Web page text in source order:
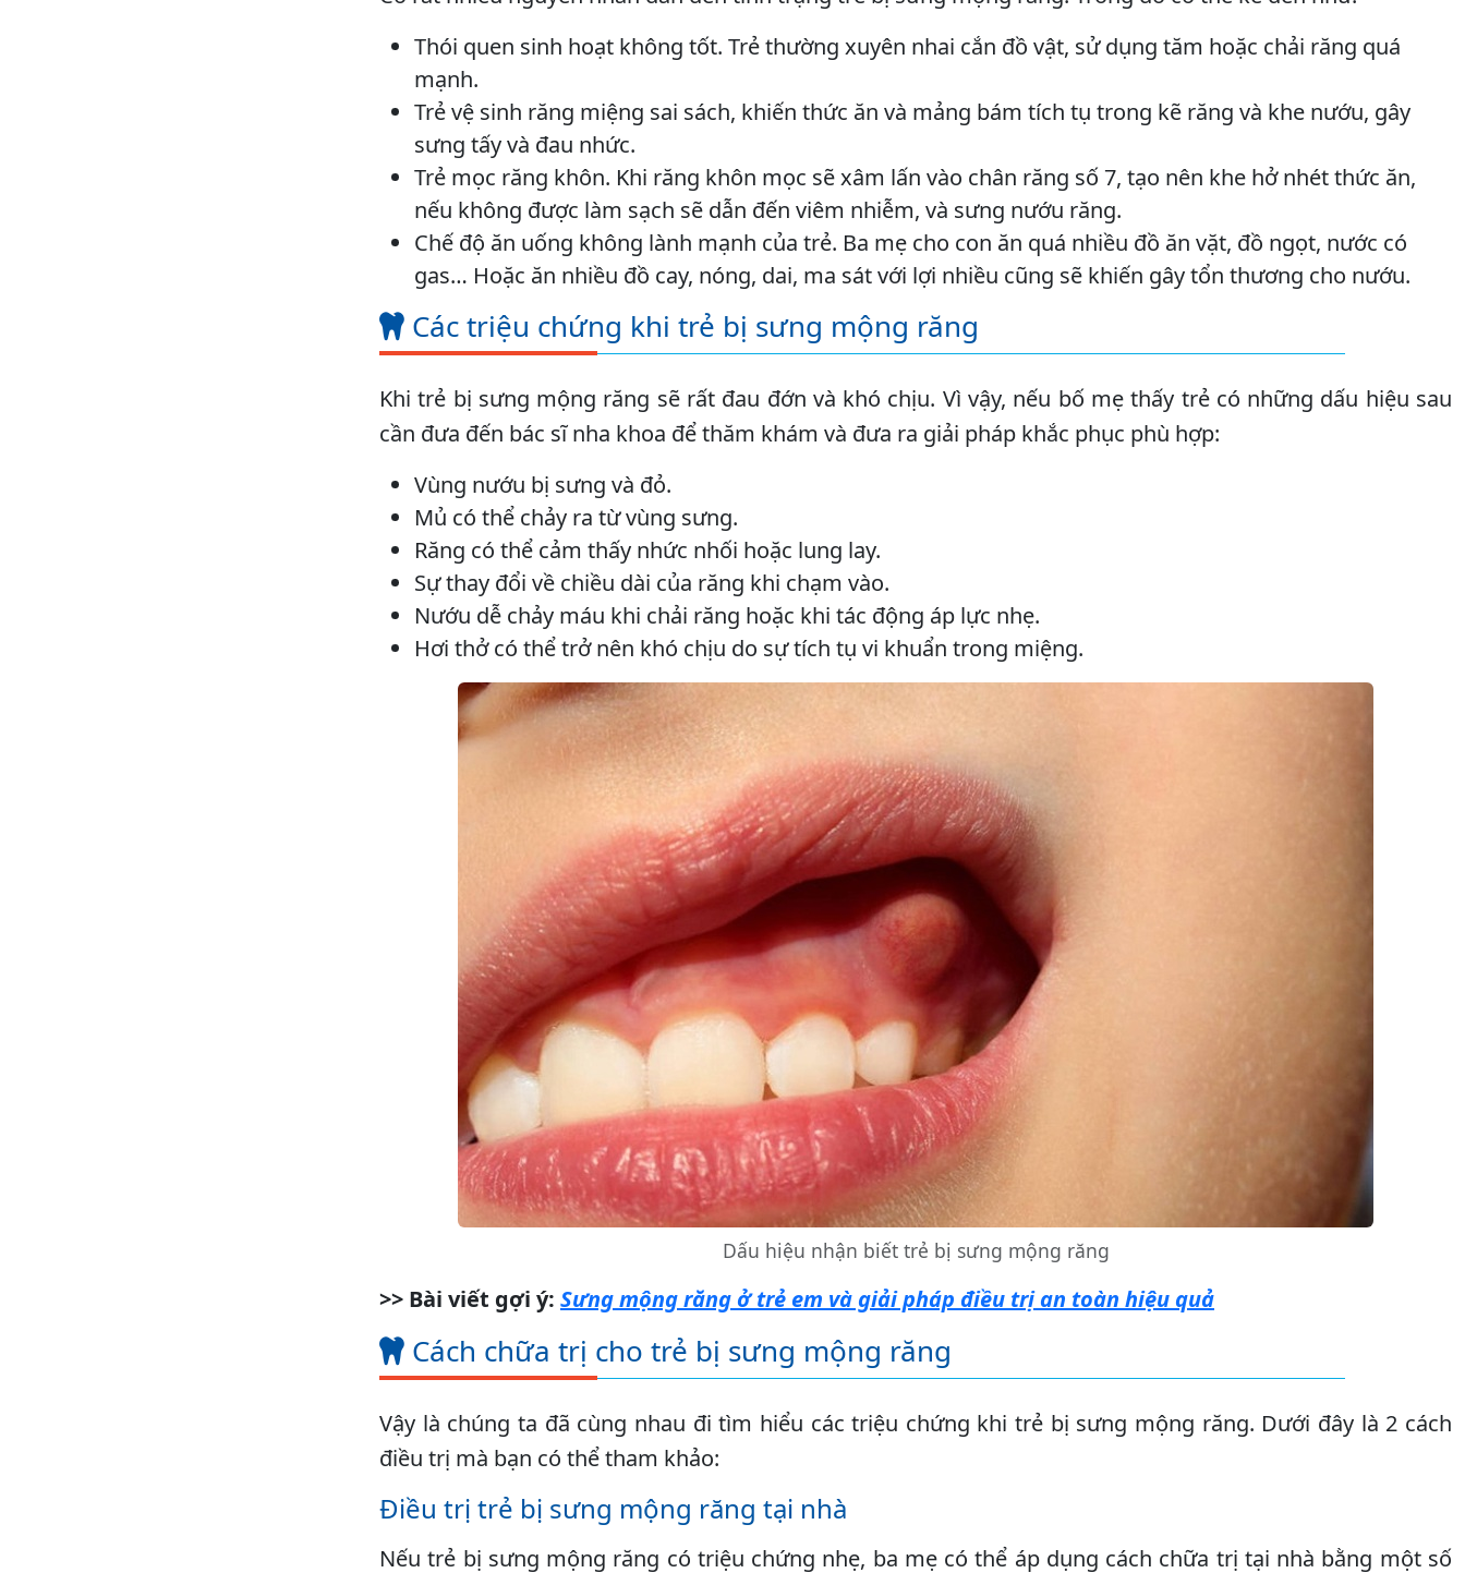
Thói quen sinh hoạt không tốt. Trẻ thường xuyên nhai cắn đồ vật, sử dụng tăm hoặc chải răng quá
mạnh.
Trẻ vệ sinh răng miệng sai sách, khiến thức ăn và mảng bám tích tụ trong kẽ răng và khe nướu, gây
sưng tấy và đau nhức.
Trẻ mọc răng khôn. Khi răng khôn mọc sẽ xâm lấn vào chân răng số 7, tạo nên khe hở nhét thức ăn,
nếu không được làm sạch sẽ dẫn đến viêm nhiễm, và sưng nướu răng.
Chế độ ăn uống không lành mạnh của trẻ. Ba mẹ cho con ăn quá nhiều đồ ăn vặt, đồ ngọt, nước có
gas… Hoặc ăn nhiều đồ cay, nóng, dai, ma sát với lợi nhiều cũng sẽ khiến gây tổn thương cho nướu.
Các triệu chứng khi trẻ bị sưng mộng răng
Khi trẻ bị sưng mộng răng sẽ rất đau đớn và khó chịu. Vì vậy, nếu bố mẹ thấy trẻ có những dấu hiệu sau
cần đưa đến bác sĩ nha khoa để thăm khám và đưa ra giải pháp khắc phục phù hợp:
Vùng nướu bị sưng và đỏ.
Mủ có thể chảy ra từ vùng sưng.
Răng có thể cảm thấy nhức nhối hoặc lung lay.
Sự thay đổi về chiều dài của răng khi chạm vào.
Nướu dễ chảy máu khi chải răng hoặc khi tác động áp lực nhẹ.
Hơi thở có thể trở nên khó chịu do sự tích tụ vi khuẩn trong miệng.
Dấu hiệu nhận biết trẻ bị sưng mộng răng
>> Bài viết gợi ý: Sưng mộng răng ở trẻ em và giải pháp điều trị an toàn hiệu quả
Cách chữa trị cho trẻ bị sưng mộng răng
Vậy là chúng ta đã cùng nhau đi tìm hiểu các triệu chứng khi trẻ bị sưng mộng răng. Dưới đây là 2 cách
điều trị mà bạn có thể tham khảo:
Điều trị trẻ bị sưng mộng răng tại nhà
Nếu trẻ bị sưng mộng răng có triệu chứng nhẹ, ba mẹ có thể áp dụng cách chữa trị tại nhà bằng một số